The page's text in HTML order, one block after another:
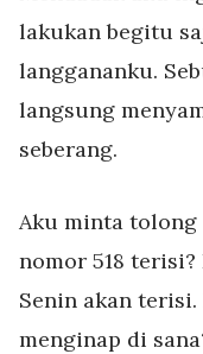
lakukan begitu
langgananku.
langsung
seberang.
Aku minta
nomor 518 terisi?
Senin akan
menginap di